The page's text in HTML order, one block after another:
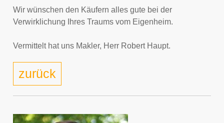
Wir wünschen den Käufern alles gute bei der
Verwirklichung Ihres Traums vom Eigenheim.
Vermittelt hat uns Makler, Herr Robert Haupt.
zurück